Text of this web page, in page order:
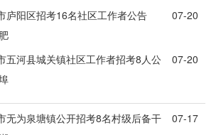
庐阳区招考16名社区工作者公告
07-20
五河县城关镇社区工作者招考8人公
07-20
无为泉塘镇公开招考8名村级后备干
07-17